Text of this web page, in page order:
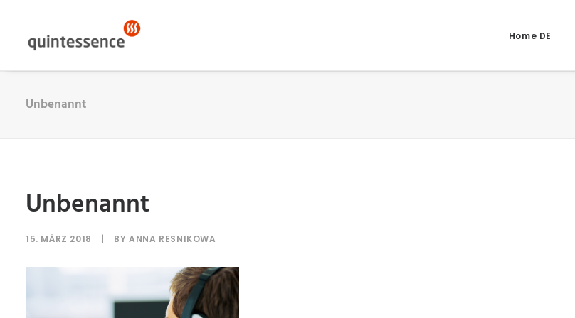
Home DE
Unbenannt
Unbenannt
15. MÄRZ 2018 | BYANNA RESNIKOWA